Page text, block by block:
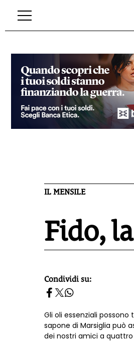
IL MENSILE
Fido,
homepage h2
Condividi su:
Gli oli essenziali
sapone di Marsiglia può
dei nostri amici a